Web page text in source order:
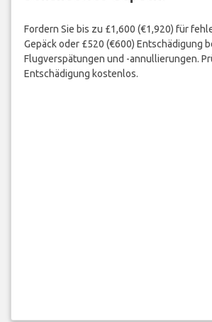
Flugstörung oder fehlerhaft
behandeltes Gepäck?